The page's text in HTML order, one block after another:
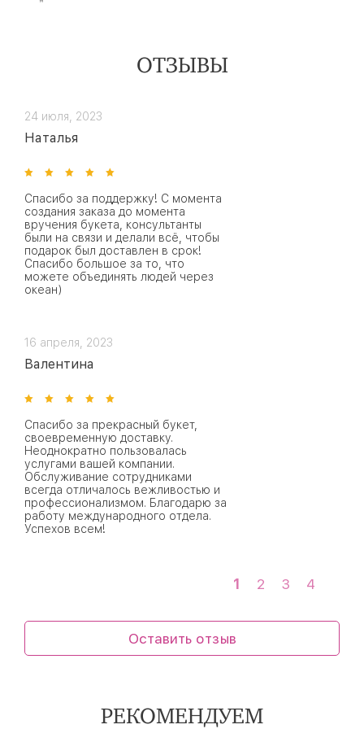
ОТЗЫВЫ
24 июля, 2023
Наталья
Спасибо за поддержку! С момента
создания заказа до момента
вручения букета, консультанты
были на связи и делали всё, чтобы
подарок был доставлен в срок!
Спасибо большое за то, что
можете объединять людей через
океан)
16 апреля, 2023
Валентина
Спасибо за прекрасный букет,
своевременную доставку.
Неоднократно пользовалась
услугами вашей компании.
Обслуживание сотрудниками
всегда отличалось вежливостью и
профессионализмом. Благодарю за
работу международного отдела.
Успехов всем!
1 2 3 4
Оставить отзыв
РЕКОМЕНДУЕМ